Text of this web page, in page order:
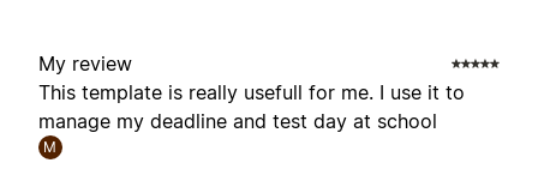
My review
This template is really usefull for me. I use it to
manage my deadline and test day at school
M